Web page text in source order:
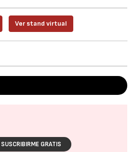
Ver stand virtual
SUSCRIBIRME GRATIS